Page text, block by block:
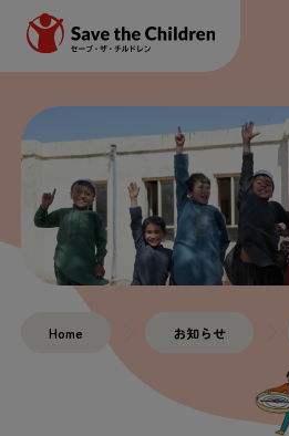
Home お知らせ